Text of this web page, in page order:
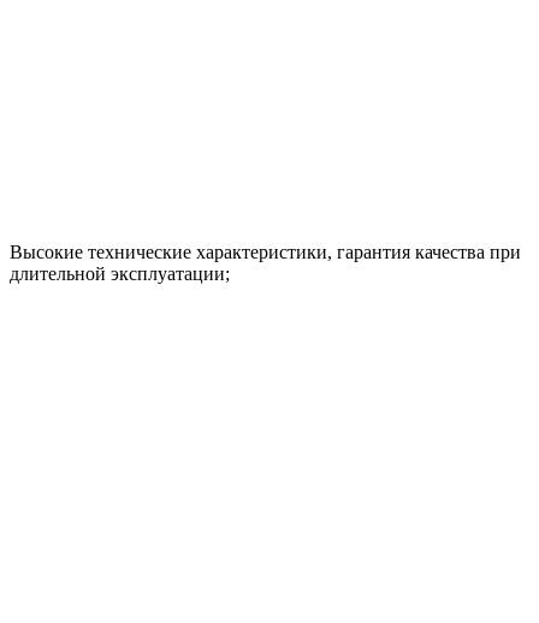
Высокие технические характеристики, гарантия качества при
длительной эксплуатации;